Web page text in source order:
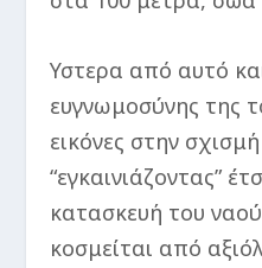
Υστερα από αυτό
ευγνωμοσύνης της
εικόνες στην
“εγκαινιάζοντας”
κατασκευή του
κοσμείται από